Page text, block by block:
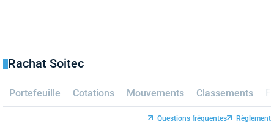
Rachat Soitec
Portefeuille Cotations Mouvements Classements
Questions fréquentes Règlement